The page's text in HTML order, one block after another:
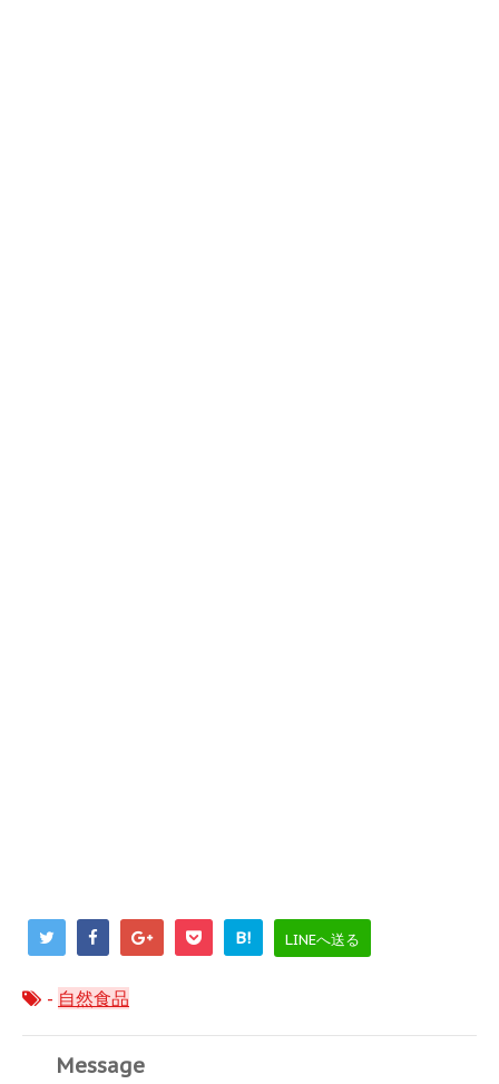
B! LINEへ送る
- 自然食品
Message